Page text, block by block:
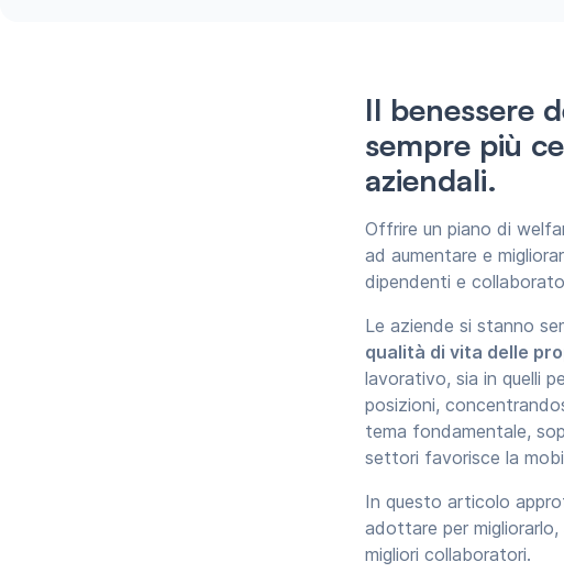
Il benessere
sempre più
aziendali.
Offrire un piano di
ad aumentare e
dipendenti e
Le aziende si stanno
qualità di vita delle
lavorativo, sia in quelli
posizioni,
tema fondamentale,
settori favorisce la
In questo articolo
adottare per
migliori collaboratori.